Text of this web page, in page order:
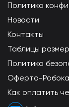
Политика
Новости
Контакты
Таблицы
Политика
Оферта-
Как оплатить